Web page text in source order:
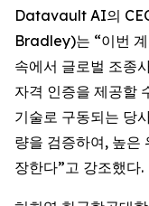
Datavault AI의
Bradley)는 “이번
속에서 글로벌 조종
자격 인증을 제공할
기술로 구동되는 당
량을 검증하여, 높은
장한다”고 강조했다.